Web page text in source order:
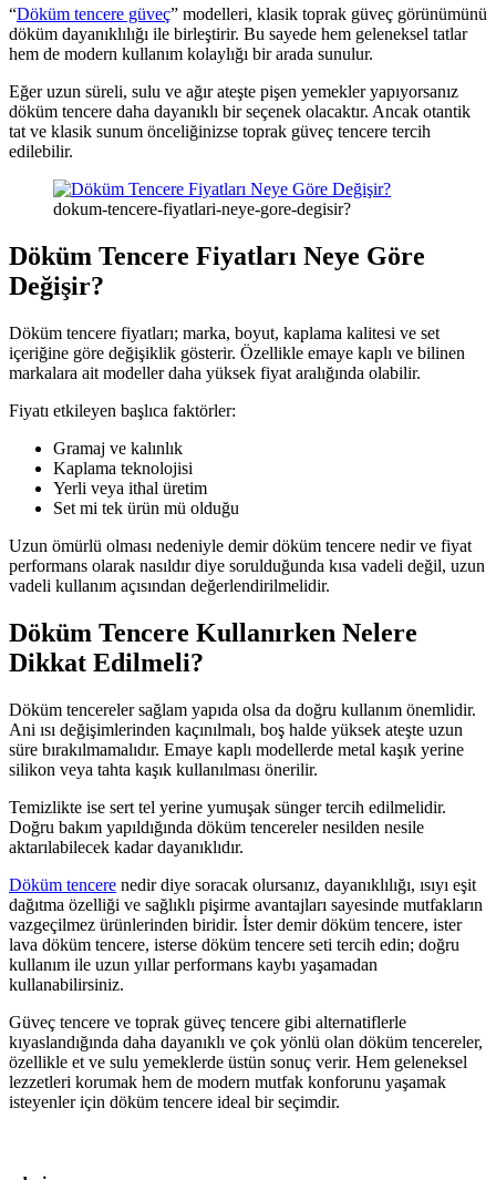
“Döküm tencere güveç” modelleri, klasik toprak güveç görünümünü
döküm dayanıklılığı ile birleştirir. Bu sayede hem geleneksel tatlar
hem de modern kullanım kolaylığı bir arada sunulur.
Eğer uzun süreli, sulu ve ağır ateşte pişen yemekler yapıyorsanız
döküm tencere daha dayanıklı bir seçenek olacaktır. Ancak otantik
tat ve klasik sunum önceliğinizse toprak güveç tencere tercih
edilebilir.
dokum-tencere-fiyatlari-neye-gore-degisir?
Döküm Tencere Fiyatları Neye Göre
Değişir?
Döküm tencere fiyatları; marka, boyut, kaplama kalitesi ve set
içeriğine göre değişiklik gösterir. Özellikle emaye kaplı ve bilinen
markalara ait modeller daha yüksek fiyat aralığında olabilir.
Fiyatı etkileyen başlıca faktörler:
Gramaj ve kalınlık
Kaplama teknolojisi
Yerli veya ithal üretim
Set mi tek ürün mü olduğu
Uzun ömürlü olması nedeniyle demir döküm tencere nedir ve fiyat
performans olarak nasıldır diye sorulduğunda kısa vadeli değil, uzun
vadeli kullanım açısından değerlendirilmelidir.
Döküm Tencere Kullanırken Nelere
Dikkat Edilmeli?
Döküm tencereler sağlam yapıda olsa da doğru kullanım önemlidir.
Ani ısı değişimlerinden kaçınılmalı, boş halde yüksek ateşte uzun
süre bırakılmamalıdır. Emaye kaplı modellerde metal kaşık yerine
silikon veya tahta kaşık kullanılması önerilir.
Temizlikte ise sert tel yerine yumuşak sünger tercih edilmelidir.
Doğru bakım yapıldığında döküm tencereler nesilden nesile
aktarılabilecek kadar dayanıklıdır.
Döküm tencere nedir diye soracak olursanız, dayanıklılığı, ısıyı eşit
dağıtma özelliği ve sağlıklı pişirme avantajları sayesinde mutfakların
vazgeçilmez ürünlerinden biridir. İster demir döküm tencere, ister
lava döküm tencere, isterse döküm tencere seti tercih edin; doğru
kullanım ile uzun yıllar performans kaybı yaşamadan
kullanabilirsiniz.
Güveç tencere ve toprak güveç tencere gibi alternatiflerle
kıyaslandığında daha dayanıklı ve çok yönlü olan döküm tencereler,
özellikle et ve sulu yemeklerde üstün sonuç verir. Hem geleneksel
lezzetleri korumak hem de modern mutfak konforunu yaşamak
isteyenler için döküm tencere ideal bir seçimdir.